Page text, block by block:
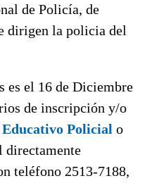
de Policía, de
dirigen la policia del
es el 16 de Diciembre
de inscripción y/o
Policial o
directamente
teléfono 2513-7188,